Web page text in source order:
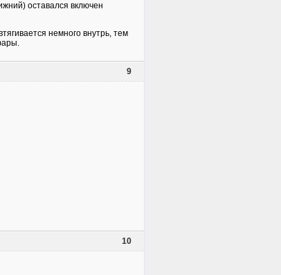
оставался включен
немного внутрь, тем
9
10